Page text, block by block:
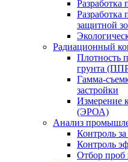
Разработка
защитной
Радиационный
Плотность
грунта
Гамма-
застройки
Измерение
(ЭРОА)
Анализ
Контроль
Контроль
Отбор